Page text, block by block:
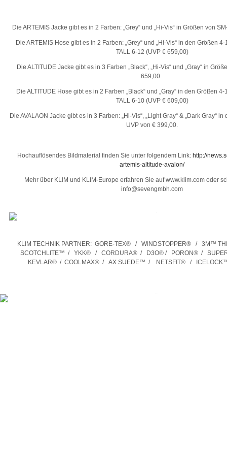
Die ARTEMIS Jacke gibt es in 2 Farben: „Grey“ und „Hi-Vis“ in Größen von
Die ARTEMIS Hose gibt es in 2 Farben: „Grey“ und „Hi-Vis“ in den Größen
TALL 6-12 (UVP € 659,00)
Die ALTITUDE Jacke gibt es in 3 Farben „Black“, „Hi-Vis“ und „Gray“ in
659,00
Die ALTITUDE Hose gibt es in 2 Farben „Black“ und „Gray“ in den Größen
TALL 6-10 (UVP € 609,00)
Die AVALAON Jacke gibt es in 3 Farben: „Hi-Vis“, „Light Gray“ & „Dark Gray“
UVP von € 399,00.
Hochauflösendes Bildmaterial finden Sie unter folgendem Link: http://
artemis-altitude-avalon/
Mehr über KLIM und KLIM-Europe erfahren Sie auf www.klim.com oder
info@sevengmbh.com
KLIM TECHNIK PARTNER: GORE-TEX® / WINDSTOPPER® / 3M™
SCOTCHLITE™ / YKK® / CORDURA® / D3O® / PORON® /
KEVLAR® / COOLMAX® / AX SUEDE™ / NETSFIT® /